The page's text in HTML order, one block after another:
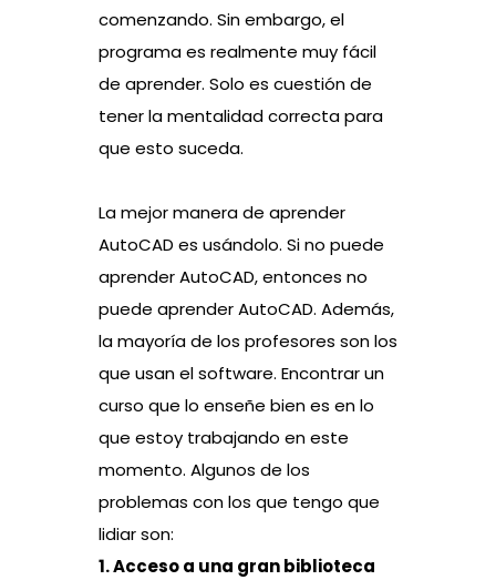
comenzando. Sin embargo, el
programa es realmente muy fácil
de aprender. Solo es cuestión de
tener la mentalidad correcta para
que esto suceda.
La mejor manera de aprender
AutoCAD es usándolo. Si no puede
aprender AutoCAD, entonces no
puede aprender AutoCAD. Además,
la mayoría de los profesores son los
que usan el software. Encontrar un
curso que lo enseñe bien es en lo
que estoy trabajando en este
momento. Algunos de los
problemas con los que tengo que
lidiar son:
1. Acceso a una gran biblioteca